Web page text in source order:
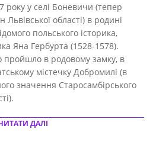
року у селі Боневичи (тепер
області) в родині
польського історика,
Яна Гербурта (1528-1578).
в родовому замку, в
містечку Добромилі (в
значення Старосамбірського
ДАЛІ